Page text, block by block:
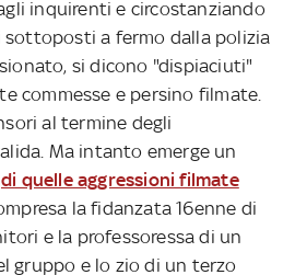
inquirenti e circostanziando
sottoposti a fermo dalla polizia
si dicono "dispiaciuti"
commesse e persino filmate.
al termine degli
Ma intanto emerge un
di quelle aggressioni filmate
la fidanzata 16enne di
e la professoressa di un
gruppo e lo zio di un terzo